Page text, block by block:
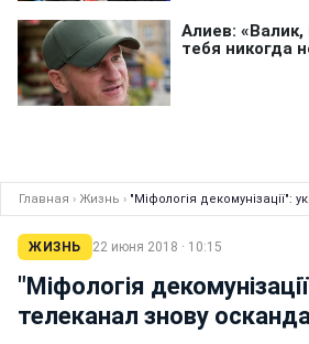
Главная › Жизнь › "Міфологія декомунізації":
ЖИЗНЬ 22 июня 2018 · 10:15
"Міфологія
телеканал знову